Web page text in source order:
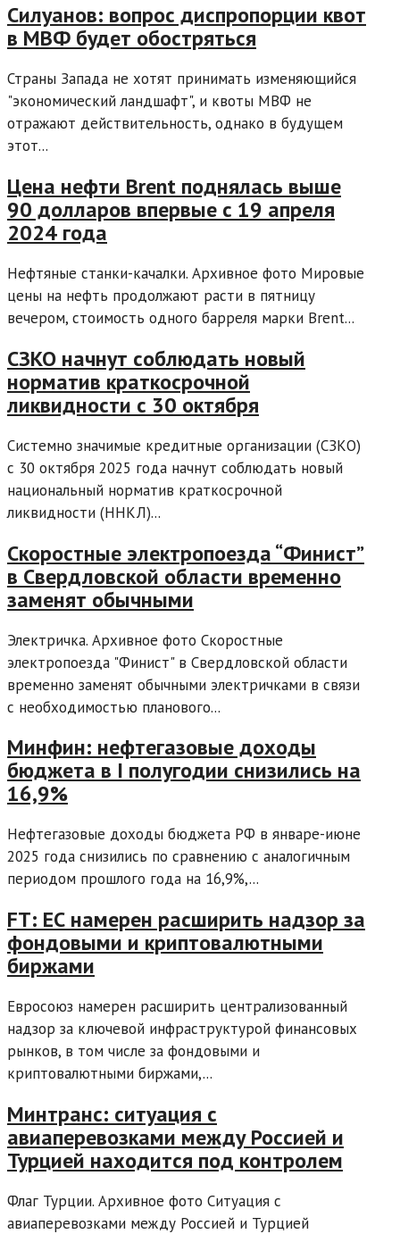
Силуанов: вопрос диспропорции квот
в МВФ будет обостряться
Страны Запада не хотят принимать изменяющийся
"экономический ландшафт", и квоты МВФ не
отражают действительность, однако в будущем
этот...
Цена нефти Brent поднялась выше
90 долларов впервые с 19 апреля
2024 года
Нефтяные станки-качалки. Архивное фото Мировые
цены на нефть продолжают расти в пятницу
вечером, стоимость одного барреля марки Brent...
СЗКО начнут соблюдать новый
норматив краткосрочной
ликвидности с 30 октября
Системно значимые кредитные организации (СЗКО)
с 30 октября 2025 года начнут соблюдать новый
национальный норматив краткосрочной
ликвидности (ННКЛ)...
Скоростные электропоезда “Финист”
в Свердловской области временно
заменят обычными
Электричка. Архивное фото Скоростные
электропоезда "Финист" в Свердловской области
временно заменят обычными электричками в связи
с необходимостью планового...
Минфин: нефтегазовые доходы
бюджета в I полугодии снизились на
16,9%
Нефтегазовые доходы бюджета РФ в январе-июне
2025 года снизились по сравнению с аналогичным
периодом прошлого года на 16,9%,...
FT: ЕС намерен расширить надзор за
фондовыми и криптовалютными
биржами
Евросоюз намерен расширить централизованный
надзор за ключевой инфраструктурой финансовых
рынков, в том числе за фондовыми и
криптовалютными биржами,...
Минтранс: ситуация с
авиаперевозками между Россией и
Турцией находится под контролем
Флаг Турции. Архивное фото Ситуация с
авиаперевозками между Россией и Турцией